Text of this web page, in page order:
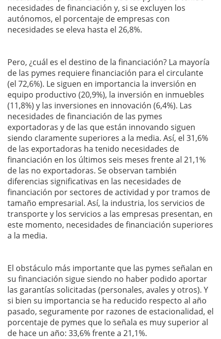
necesidades de financiación y, si se excluyen los
autónomos, el porcentaje de empresas con
necesidades se eleva hasta el 26,8%.
Pero, ¿cuál es el destino de la financiación? La mayoría
de las pymes requiere financiación para el circulante
(el 72,6%). Le siguen en importancia la inversión en
equipo productivo (20,9%), la inversión en inmuebles
(11,8%) y las inversiones en innovación (6,4%). Las
necesidades de financiación de las pymes
exportadoras y de las que están innovando siguen
siendo claramente superiores a la media. Así, el 31,6%
de las exportadoras ha tenido necesidades de
financiación en los últimos seis meses frente al 21,1%
de las no exportadoras. Se observan también
diferencias significativas en las necesidades de
financiación por sectores de actividad y por tramos de
tamaño empresarial. Así, la industria, los servicios de
transporte y los servicios a las empresas presentan, en
este momento, necesidades de financiación superiores
a la media.
El obstáculo más importante que las pymes señalan en
su financiación sigue siendo no haber podido aportar
las garantías solicitadas (personales, avales y otros). Y
si bien su importancia se ha reducido respecto al año
pasado, seguramente por razones de estacionalidad, el
porcentaje de pymes que lo señala es muy superior al
de hace un año: 33,6% frente a 21,1%.